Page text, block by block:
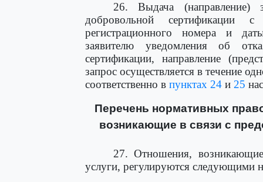
26. Выдача (направление)
добровольной сертификации
регистрационного номера и
заявителю уведомления об
сертификации, направление
запрос осуществляется в течение
соответственно в пунктах 24 и 25
Перечень нормативных
возникающие в связи с
27. Отношения, возникающие
услуги, регулируются следующими